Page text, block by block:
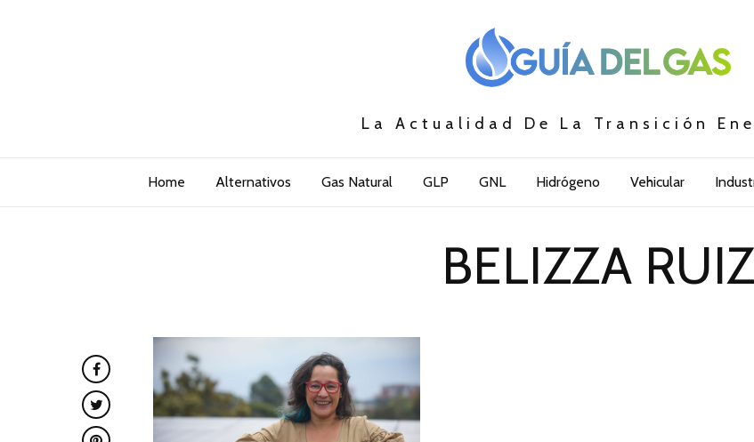
La Actualidad De La Transición
Home Alternativos Gas Natural GLP GNL Hidrógeno Vehicular
BELIZZA RUIZ